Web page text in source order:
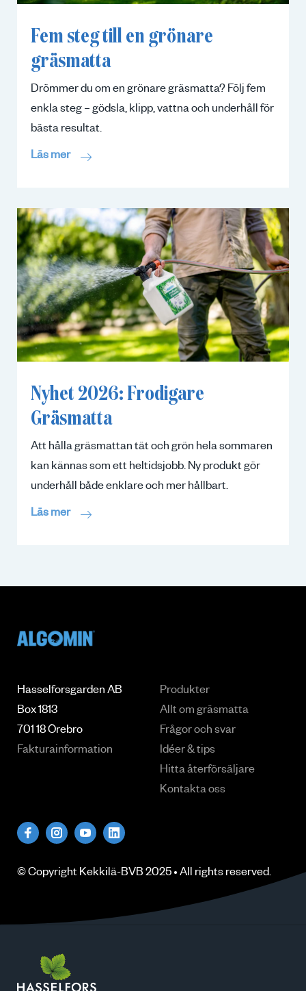
Fem steg till en grönare
gräsmatta
Drömmer du om en grönare gräsmatta? Följ fem
enkla steg – gödsla, klipp, vattna och underhåll för
bästa resultat.
Läs mer
Nyhet 2026: Frodigare
Gräsmatta
Att hålla gräsmattan tät och grön hela sommaren
kan kännas som ett heltidsjobb. Ny produkt gör
underhåll både enklare och mer hållbart.
Läs mer
Hasselforsgarden AB
Box 1813
701 18 Örebro
Fakturainformation
Produkter
Allt om gräsmatta
Frågor och svar
Idéer & tips
Hitta återförsäljare
Kontakta oss
© Copyright Kekkilä-BVB 2025 • All rights reserved.